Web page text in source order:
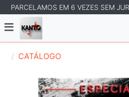
PARCELAMOS EM 6 VEZES SEM
CATÁLOGO